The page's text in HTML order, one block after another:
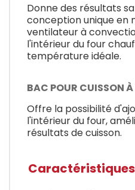
Donne des résultats
conception unique en
ventilateur à
l'intérieur du four
température idéale.
BAC POUR CUISSON
Offre la possibilité
l'intérieur du four,
résultats de cuisson.